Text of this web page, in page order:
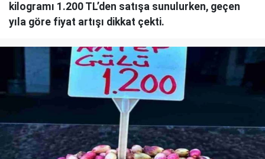
kilogramı 1.200 TL’den satışa sunulurken, geçen
yıla göre fiyat artışı dikkat çekti.